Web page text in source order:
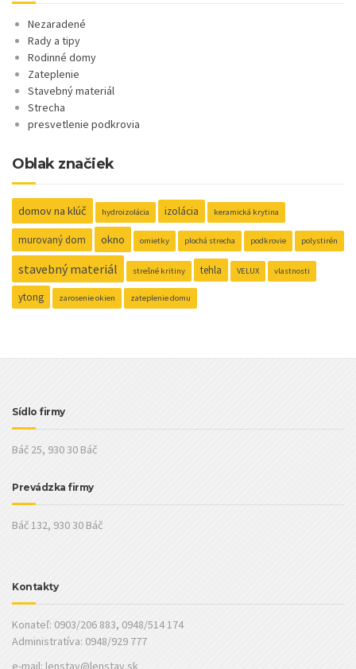
Nezaradené
Rady a tipy
Rodinné domy
Zateplenie
Stavebný materiál
Strecha
presvetlenie podkrovia
Oblak značiek
domov na klúč hydroizolácia izolácia keramická krytina
murovaný dom okno omietky plochá strecha podkrovie polystirén
stavebný materiál strešné kritiny tehla VELUX vlastnosti
ytong zarosenie okien zateplenie domu
Sídlo firmy
Báč 25, 930 30 Báč
Prevádzka firmy
Báč 132, 930 30 Báč
Kontakty
Konateľ: 0903/206 883, 0948/514 174
Administratíva: 0948/929 777
e-mail: lenstav@lenstav.sk